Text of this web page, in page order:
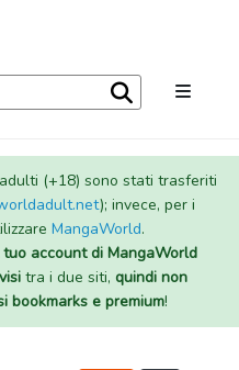
(+18) sono stati trasferiti
); invece, per i
MangaWorld.
account di MangaWorld
tra i due siti, quindi non
bookmarks e premium!